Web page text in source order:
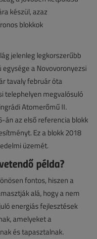
készül, azaz
blokkok
jelenleg legkorszerűbb
a Novovoronyezsi
tavaly február óta
telephelyen megvalósuló
Atomerőmű II.
án az első referencia blokk
Ez a blokk 2018
üzemét.
példa?
fontos, hiszen a
alá, hogy a nem
energiás fejlesztések
amelyeket a
és tapasztalnak.